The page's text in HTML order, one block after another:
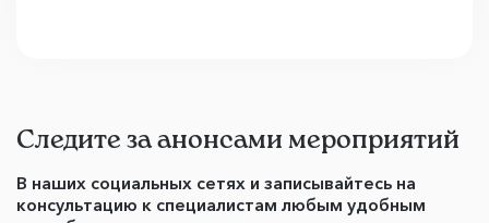
Следите за анонсами мероприятий
В наших социальных сетях и записывайтесь на
консультацию к специалистам любым удобным